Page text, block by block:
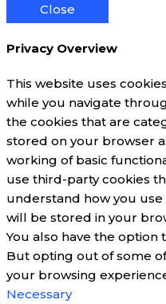
Close
Privacy Overview
This website uses
while you navigate
the cookies that are
stored on your browser
working of basic
use third-party cookies
understand how you use
will be stored in your
You also have the option
But opting out of some
your browsing
Necessary